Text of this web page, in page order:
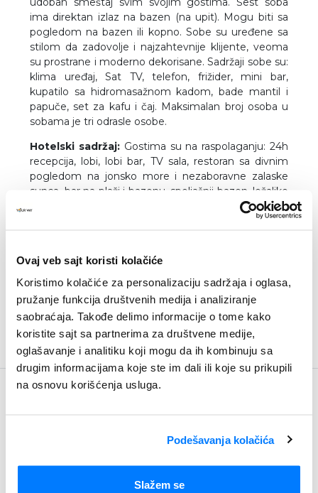
Ovaj veb sajt koristi kolačiće
Koristimo kolačiće za personalizaciju sadržaja i oglasa,
pružanje funkcija društvenih medija i analiziranje
saobraćaja. Takođe delimo informacije o tome kako
koristite sajt sa partnerima za društvene medije,
oglašavanje i analitiku koji mogu da ih kombinuju sa
drugim informacijama koje ste im dali ili koje su prikupili
na osnovu korišćenja usluga.
Podešavanja kolačića
Slažem se
ima direktan izlaz na bazen (na upit). Mogu biti sa
pogledom na bazen ili kopno. Sobe su uređene sa
stilom da zadovolje i najzahtevnije klijente, veoma
su prostrane i moderno dekorisane. Sadržaji sobe su:
klima uređaj, Sat TV, telefon, frižider, mini bar,
kupatilo sa hidromasažnom kadom, bade mantil i
papuče, set za kafu i čaj. Maksimalan broj osoba u
sobama je tri odrasle osobe.
Hotelski sadržaj:Gostima su na raspolaganju: 24h
recepcija, lobi, lobi bar, TV sala, restoran sa divnim
pogledom na jonsko more i nezaboravne zalaske
sunca, bar na plaži i bazenu, spoljašnji bazen, ležaljke
i suncobrani pored bazena besplatno, ležaljke i
suncobrani na plaži (uz doplatu), „room service“,
Usluga: Polupansion. Doručak i večera se služe po
principu "a la kart" u restoranu hotela.
Newsletter